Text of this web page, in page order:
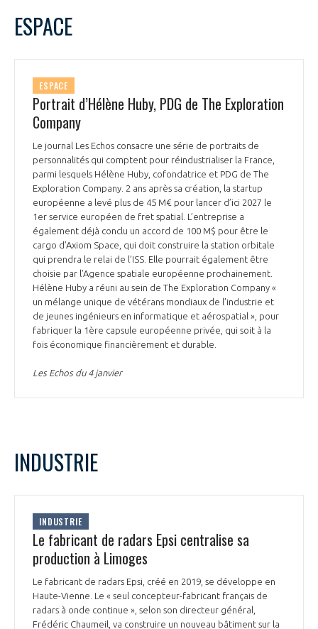
ESPACE
ESPACE
Portrait d’Hélène Huby, PDG de The Exploration
Company
Le journal Les Echos consacre une série de portraits de
personnalités qui comptent pour réindustrialiser la France,
parmi lesquels Hélène Huby, cofondatrice et PDG de The
Exploration Company. 2 ans après sa création, la startup
européenne a levé plus de 45 M€ pour lancer d’ici 2027 le
1er service européen de fret spatial. L’entreprise a
également déjà conclu un accord de 100 M$ pour être le
cargo d’Axiom Space, qui doit construire la station orbitale
qui prendra le relai de l’ISS. Elle pourrait également être
choisie par l’Agence spatiale européenne prochainement.
Hélène Huby a réuni au sein de The Exploration Company «
un mélange unique de vétérans mondiaux de l’industrie et
de jeunes ingénieurs en informatique et aérospatial », pour
fabriquer la 1ère capsule européenne privée, qui soit à la
fois économique financièrement et durable.
Les Echos du 4 janvier
INDUSTRIE
INDUSTRIE
Le fabricant de radars Epsi centralise sa
production à Limoges
Le fabricant de radars Epsi, créé en 2019, se développe en
Haute-Vienne. Le « seul concepteur-fabricant français de
radars à onde continue », selon son directeur général,
Frédéric Chaumeil, va construire un nouveau bâtiment sur la